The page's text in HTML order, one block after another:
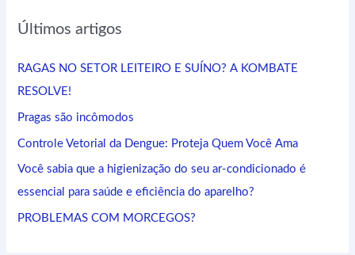
u
r
p
o
r
:
Últimos artigos
RAGAS NO SETOR LEITEIRO E SUÍNO? A KOMBATE
RESOLVE!
Pragas são incômodos
Controle Vetorial da Dengue: Proteja Quem Você Ama
Você sabia que a higienização do seu ar-condicionado é
essencial para saúde e eficiência do aparelho?
PROBLEMAS COM MORCEGOS?